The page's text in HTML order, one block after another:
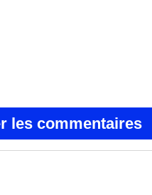
les commentaires